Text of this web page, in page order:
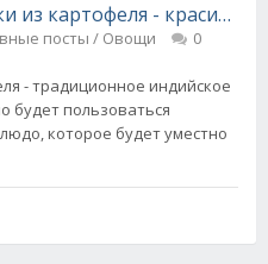
из картофеля - красиво и
Церковные посты / Овощи 0
- традиционное индийское
будет пользоваться
которое будет уместно